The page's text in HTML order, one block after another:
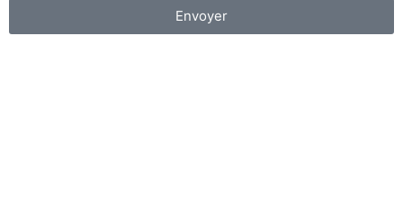
Envoyer